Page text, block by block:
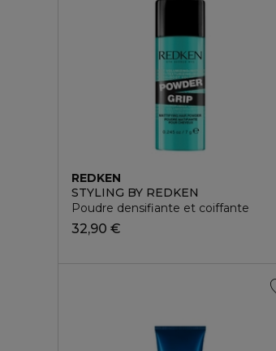
REDKEN
STYLING BY REDKEN
Poudre densifiante et coiffante
32,90 €